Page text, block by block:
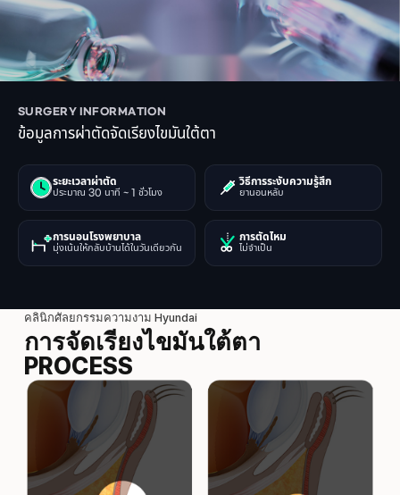
SURGERY INFORMATION
ข้อมูลการผ่าตัดจัดเรียงไขมันใต้ตา
ระยะเวลาผ่าตัด
ประมาณ 30 นาที ~ 1 ชั่วโมง
วิธีการระงับความรู้สึก
ยานอนหลับ
การนอนโรงพยาบาล
มุ่งเน้นให้กลับบ้านได้ในวันเดียวกัน
การตัดไหม
ไม่จำเป็น
คลินิกศัลยกรรมความงาม Hyundai
การจัดเรียงไขมันใต้ตา
PROCESS